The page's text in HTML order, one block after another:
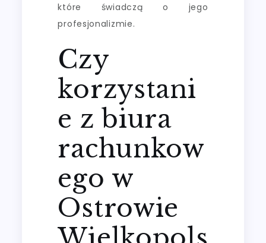
które świadczą o jego
profesjonalizmie.
Czy
korzystani
e z biura
rachunkow
ego w
Ostrowie